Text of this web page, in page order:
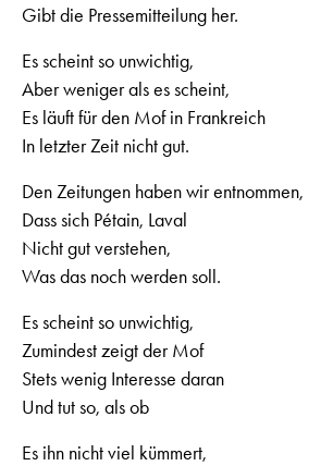
Gibt die Pressemitteilung her.
Es scheint so unwichtig,
Aber weniger als es scheint,
Es läuft für den Mof in Frankreich
In letzter Zeit nicht gut.
Den Zeitungen haben wir entnommen,
Dass sich Pétain, Laval
Nicht gut verstehen,
Was das noch werden soll.
Es scheint so unwichtig,
Zumindest zeigt der Mof
Stets wenig Interesse daran
Und tut so, als ob
Es ihn nicht viel kümmert,